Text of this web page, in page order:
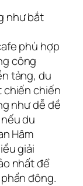
như bắt
phù hợp
công
tảng, du
chiến chiến
như dễ đề
du
Hâm
giải
nhất để
đông.